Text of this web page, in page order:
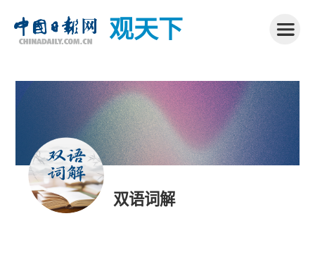
观天下
双语词解